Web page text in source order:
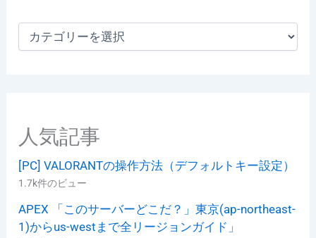
人気記事
[PC] VALORANTの操作方法（デフォルトキー設定）
1.7k件のビュー
APEX 「このサーバーどこだ？」東京(ap-northeast-
1)からus-westまで全リージョンガイド」